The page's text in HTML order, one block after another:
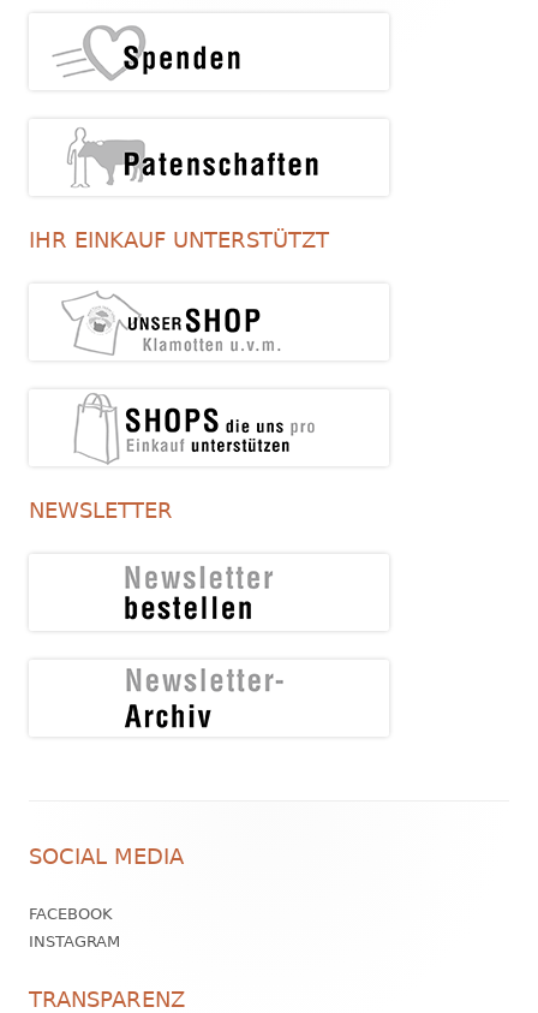
IHR EINKAUF UNTERSTÜTZT
NEWSLETTER
Inhalt
SOCIAL MEDIA
FACEBOOK
INSTAGRAM
TRANSPARENZ